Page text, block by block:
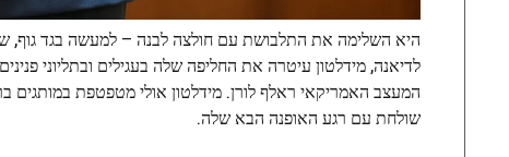
היא השלימה את התלבושת עם חולצה לבנה – למעשה בגד גוף,
לדיאנה, מידלטון עיטרה את החליפה שלה בעגילים ובתליוני
המעצב האמריקאי ראלף לורן. מידלטון אולי מטפטפת
שולחת עם רגע האופנה הבא שלה.